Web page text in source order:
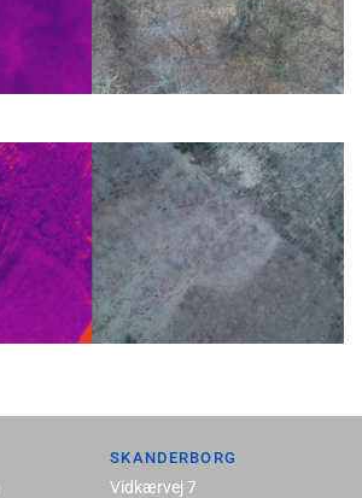
SKANDERBORG
Vidkærvej 7